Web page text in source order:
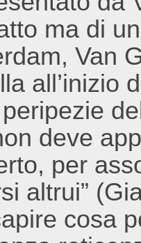
ma di
Van
all’inizio
deve
per
altrui”
cosa